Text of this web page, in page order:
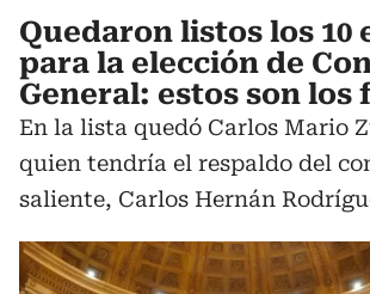
Quedaron listos los 10
para la elección de
General: estos son los
En la lista quedó Carlos Mario
quien tendría el respaldo del
saliente, Carlos Hernán